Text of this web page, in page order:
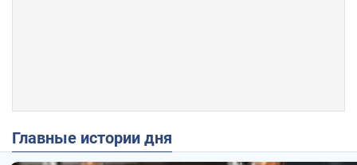
Главные истории дня